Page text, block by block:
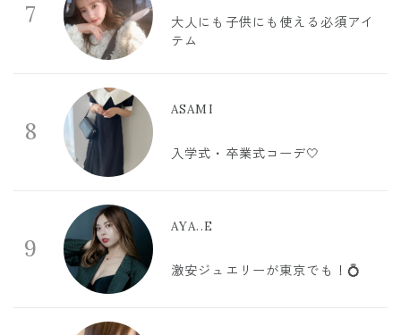
7
大人にも子供にも使える必須アイ
テム
8
ASAMI
入学式・卒業式コーデ🤍
9
AYA..E
激安ジュエリーが東京でも！💍